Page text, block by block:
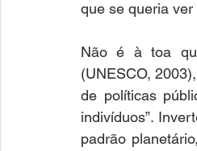
que se queria ver
Não é à toa
(UNESCO,
de políticas
indivíduos”.
padrão